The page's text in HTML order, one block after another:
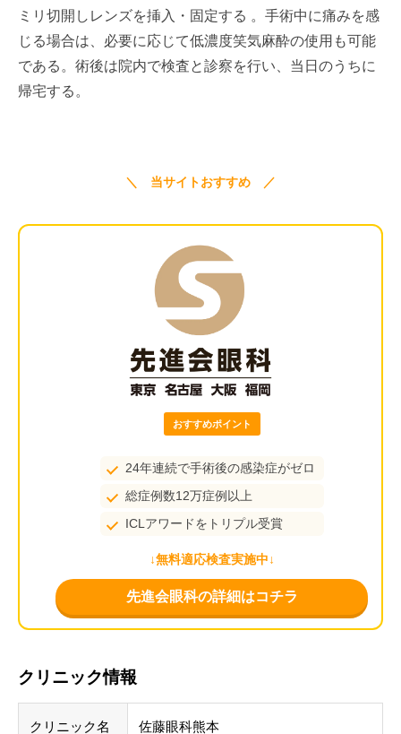
ミリ切開しレンズを挿入・固定する 。手術中に痛みを感
じる場合は、必要に応じて低濃度笑気麻酔の使用も可能
である。術後は院内で検査と診察を行い、当日のうちに
帰宅する。
＼ 当サイトおすすめ ／
おすすめポイント
24年連続で手術後の感染症がゼロ
総症例数12万症例以上
ICLアワードをトリプル受賞
↓無料適応検査実施中↓
先進会眼科の詳細はコチラ
クリニック情報
クリニック名 佐藤眼科熊本